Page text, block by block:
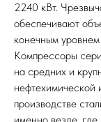
2240 кВт.
обеспечивают
конечным
Компрессоры
на средних и
нефтехимической
производстве